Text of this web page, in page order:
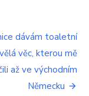
dávám toaletní
věc, kterou mě
až ve východním
Německu